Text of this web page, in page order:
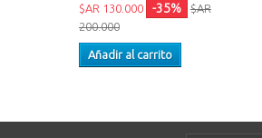
$AR 130.000 -35%
$AR
200.000
Añadir al carrito